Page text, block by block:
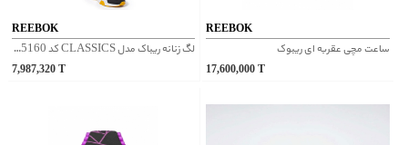
REEBOK
لگ زنانه ریباک مدل CLASSICS کد EB5160
7,987,320
REEBOK
ساعت مچی عقربه ای ریبوک
17,600,000